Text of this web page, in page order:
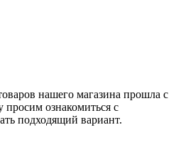
нашего магазина прошла с
ознакомиться с
подходящий вариант.